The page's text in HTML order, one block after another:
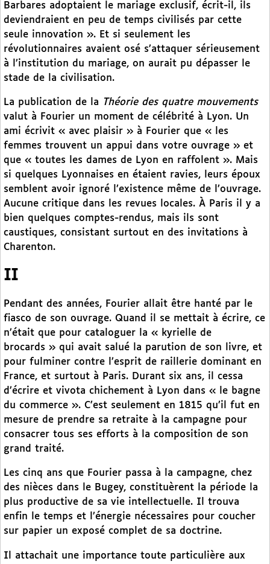
Barbares adoptaient le mariage exclusif, écrit-il, ils
deviendraient en peu de temps civilisés par cette
seule innovation ». Et si seulement les
révolutionnaires avaient osé s’attaquer sérieusement
à l’institution du mariage, on aurait pu dépasser le
stade de la civilisation.
La publication de la Théorie des quatre mouvements
valut à Fourier un moment de célébrité à Lyon. Un
ami écrivit « avec plaisir » à Fourier que « les
femmes trouvent un appui dans votre ouvrage » et
que « toutes les dames de Lyon en raffolent ». Mais
si quelques Lyonnaises en étaient ravies, leurs époux
semblent avoir ignoré l’existence même de l’ouvrage.
Aucune critique dans les revues locales. À Paris il y a
bien quelques comptes-rendus, mais ils sont
caustiques, consistant surtout en des invitations à
Charenton.
II
Pendant des années, Fourier allait être hanté par le
fiasco de son ouvrage. Quand il se mettait à écrire, ce
n’était que pour cataloguer la « kyrielle de
brocards » qui avait salué la parution de son livre, et
pour fulminer contre l’esprit de raillerie dominant en
France, et surtout à Paris. Durant six ans, il cessa
d’écrire et vivota chichement à Lyon dans « le bagne
du commerce ». C’est seulement en 1815 qu’il fut en
mesure de prendre sa retraite à la campagne pour
consacrer tous ses efforts à la composition de son
grand traité.
Les cinq ans que Fourier passa à la campagne, chez
des nièces dans le Bugey, constituèrent la période la
plus productive de sa vie intellectuelle. Il trouva
enfin le temps et l’énergie nécessaires pour coucher
sur papier un exposé complet de sa doctrine.
Il attachait une importance toute particulière aux